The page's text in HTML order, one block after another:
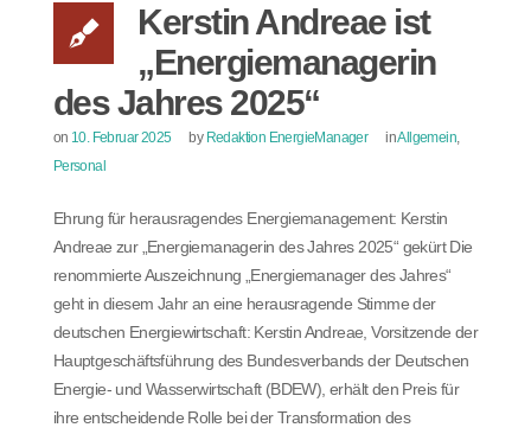
Kerstin Andreae ist
„Energiemanagerin
des Jahres 2025“
on 10. Februar 2025 by Redaktion EnergieManager inAllgemein,
Personal
Ehrung für herausragendes Energiemanagement: Kerstin
Andreae zur „Energiemanagerin des Jahres 2025“ gekürt Die
renommierte Auszeichnung „Energiemanager des Jahres“
geht in diesem Jahr an eine herausragende Stimme der
deutschen Energiewirtschaft: Kerstin Andreae, Vorsitzende der
Hauptgeschäftsführung des Bundesverbands der Deutschen
Energie- und Wasserwirtschaft (BDEW), erhält den Preis für
ihre entscheidende Rolle bei der Transformation des